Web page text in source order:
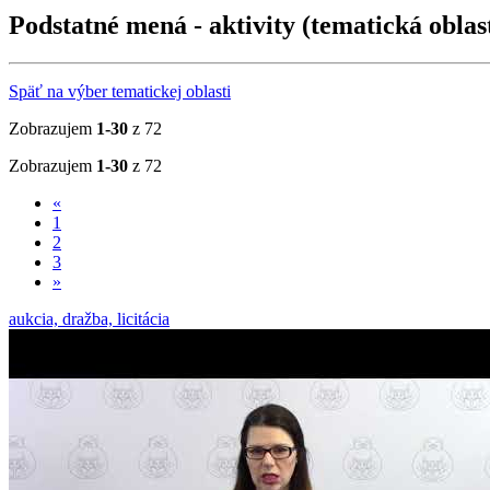
Podstatné mená - aktivity (tematická
Späť na výber tematickej oblasti
Zobrazujem 1-30 z 72
Zobrazujem 1-30 z 72
«
1
2
3
»
aukcia, dražba, licitácia